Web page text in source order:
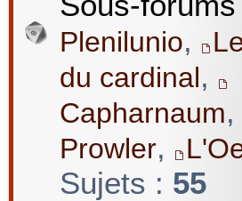
Plenilunio,
du cardinal,
Capharnaum,
Prowler,
Sujets : 55